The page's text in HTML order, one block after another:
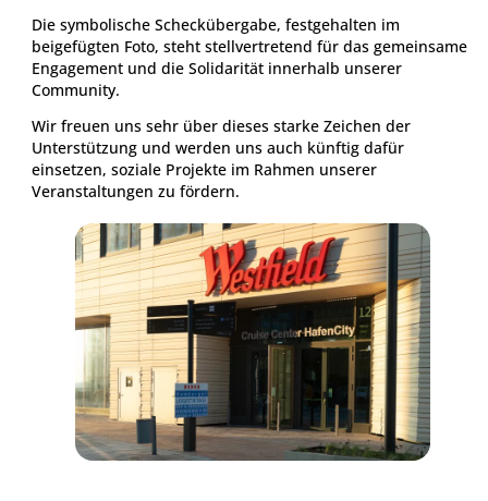
Die symbolische Scheckübergabe, festgehalten im
beigefügten Foto, steht stellvertretend für das gemeinsame
Engagement und die Solidarität innerhalb unserer
Community.
Wir freuen uns sehr über dieses starke Zeichen der
Unterstützung und werden uns auch künftig dafür
einsetzen, soziale Projekte im Rahmen unserer
Veranstaltungen zu fördern.